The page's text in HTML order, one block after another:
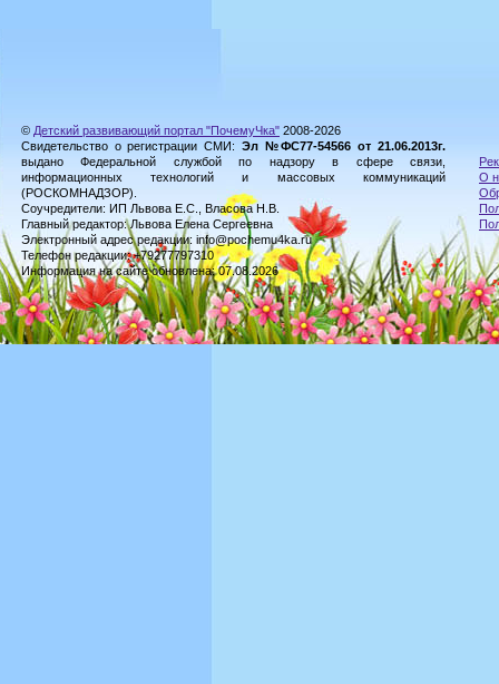
© Детский развивающий портал "ПочемуЧка" 2008-2026
Свидетельство о регистрации СМИ: Эл №ФС77-54566 от 21.06.2013г.
выдано Федеральной службой по надзору в сфере связи,
информационных технологий и массовых коммуникаций
(РОСКОМНАДЗОР).
Соучредители: ИП Львова Е.С., Власова Н.В.
Главный редактор: Львова Елена Сергеевна
Электронный адрес редакции: info@pochemu4ka.ru
Телефон редакции: +79277797310
Информация на сайте обновлена: 07.08.2026
О